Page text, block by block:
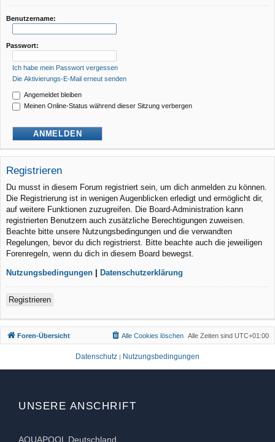
Benutzername:
Passwort:
Ich habe mein Passwort vergessen
Die Aktivierungs-E-Mail erneut senden
Angemeldet bleiben
Meinen Online-Status während dieser Sitzung verbergen
Registrieren
Du musst in diesem Forum registriert sein, um dich anmelden zu können.
Die Registrierung ist in wenigen Augenblicken erledigt und ermöglicht dir,
auf weitere Funktionen zuzugreifen. Die Board-Administration kann
registrierten Benutzern auch zusätzliche Berechtigungen zuweisen.
Beachte bitte unsere Nutzungsbedingungen und die verwandten
Regelungen, bevor du dich registrierst. Bitte beachte auch die jeweiligen
Forenregeln, wenn du dich in diesem Board bewegst.
Nutzungsbedingungen Datenschutzerklärung
Registrieren
Foren-Übersicht Alle Zeiten sind UTC+01:00
Alle Cookies löschen
Datenschutz | Nutzungsbedingungen
UNSERE ANSCHRIFT
AQUAPOOL Deutschland